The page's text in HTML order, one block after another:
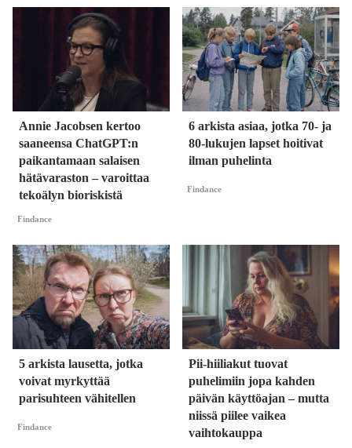
Annie Jacobsen kertoo
saaneensa ChatGPT:n
paikantamaan salaisen
hätävaraston – varoittaa
tekoälyn bioriskistä
Findance
6 arkista asiaa, jotka 70- ja
80-lukujen lapset hoitivat
ilman puhelinta
Findance
5 arkista lausetta, jotka
voivat myrkyttää
parisuhteen vähitellen
Findance
Pii-hiiliakut tuovat
puhelimiin jopa kahden
päivän käyttöajan – mutta
niissä piilee vaikea
vaihtokauppa